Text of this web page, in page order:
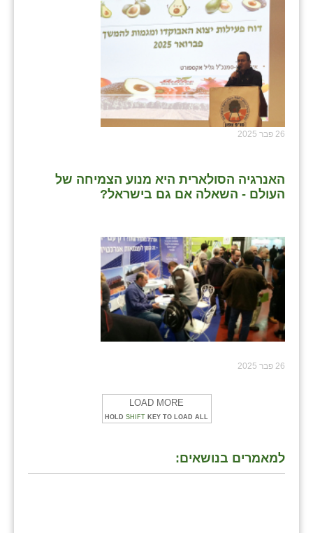
26 פבר 2025
האנרגיה הסולארית היא מנוע הצמיחה של
העולם - השאלה אם גם בישראל?
26 פבר 2025
LOAD MORE
HOLD SHIFT KEY TO LOAD ALL
למאמרים בנושאים: